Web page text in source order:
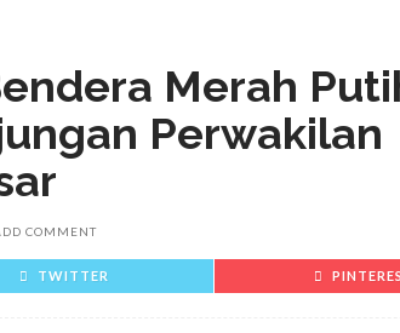
Merah
Perwakilan
COMMENT
TWITTER